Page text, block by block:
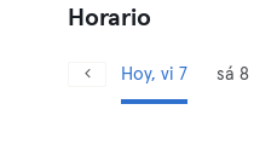
Horario
Hoy, vi 7 sá 8